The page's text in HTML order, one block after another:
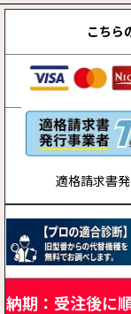
こちら
適格請求書
納期：受注後に